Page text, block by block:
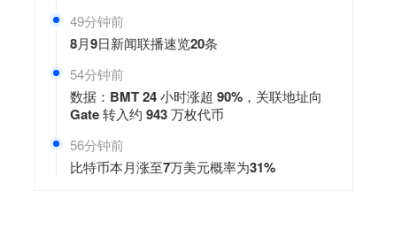
49分钟前
8月9日新闻联播速览20条
54分钟前
数据：BMT 24 小时涨超 90%，关联地址向
Gate 转入约 943 万枚代币
56分钟前
比特币本月涨至7万美元概率为31%